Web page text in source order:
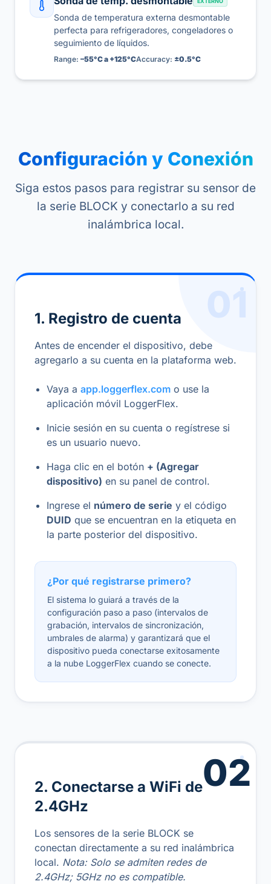
Sonda de temperatura externa desmontable
perfecta para refrigeradores, congeladores o
seguimiento de líquidos.
Range: –55°C a +125°CAccuracy: ±0.5°C
Configuración y Conexión
Siga estos pasos para registrar su sensor de
la serie BLOCK y conectarlo a su red
inalámbrica local.
01
1. Registro de cuenta
Antes de encender el dispositivo, debe
agregarlo a su cuenta en la plataforma web.
Vaya a app.loggerflex.com o use la
aplicación móvil LoggerFlex.
Inicie sesión en su cuenta o regístrese si
es un usuario nuevo.
Haga clic en el botón + (Agregar
dispositivo) en su panel de control.
Ingrese el número de serie y el código
DUID que se encuentran en la etiqueta en
la parte posterior del dispositivo.
¿Por qué registrarse primero?
El sistema lo guiará a través de la
configuración paso a paso (intervalos de
grabación, intervalos de sincronización,
umbrales de alarma) y garantizará que el
dispositivo pueda conectarse exitosamente
a la nube LoggerFlex cuando se conecte.
02
2. Conectarse a WiFi de
2.4GHz
Los sensores de la serie BLOCK se
conectan directamente a su red inalámbrica
local. Nota: Solo se admiten redes de
2.4GHz; 5GHz no es compatible.